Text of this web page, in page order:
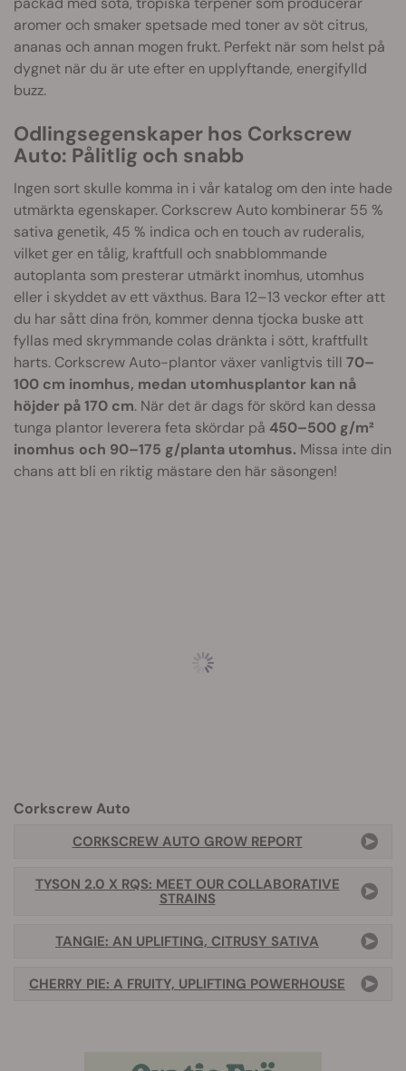
aromer och smaker spetsade med toner av söt citrus,
ananas och annan mogen frukt. Perfekt när som helst på
dygnet när du är ute efter en upplyftande, energifylld
buzz.
Odlingsegenskaper hos Corkscrew
Auto: Pålitlig och snabb
Ingen sort skulle komma in i vår katalog om den inte hade
utmärkta egenskaper. Corkscrew Auto kombinerar 55 %
sativa genetik, 45 % indica och en touch av ruderalis,
vilket ger en tålig, kraftfull och snabblommande
autoplanta som presterar utmärkt inomhus, utomhus
eller i skyddet av ett växthus. Bara 12–13 veckor efter att
du har sått dina frön, kommer denna tjocka buske att
fyllas med skrymmande colas dränkta i sött, kraftfullt
harts. Corkscrew Auto-plantor växer vanligtvis till 70–
100 cm inomhus, medan utomhusplantor kan nå
höjder på 170 cm. När det är dags för skörd kan dessa
tunga plantor leverera feta skördar på 450–500 g/m²
inomhus och 90–175 g/planta utomhus. Missa inte din
chans att bli en riktig mästare den här säsongen!
Corkscrew Auto
CORKSCREW AUTO GROW REPORT
TYSON 2.0 X RQS: MEET OUR COLLABORATIVE
STRAINS
TANGIE: AN UPLIFTING, CITRUSY SATIVA
CHERRY PIE: A FRUITY, UPLIFTING POWERHOUSE